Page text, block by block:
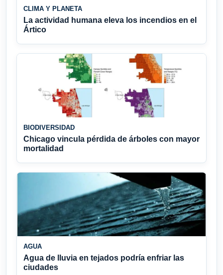
CLIMA Y PLANETA
La actividad humana eleva los incendios en el
Ártico
BIODIVERSIDAD
Chicago vincula pérdida de árboles con mayor
mortalidad
AGUA
Agua de lluvia en tejados podría enfriar las
ciudades